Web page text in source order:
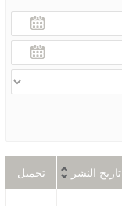
تاريخ النشر تحميل